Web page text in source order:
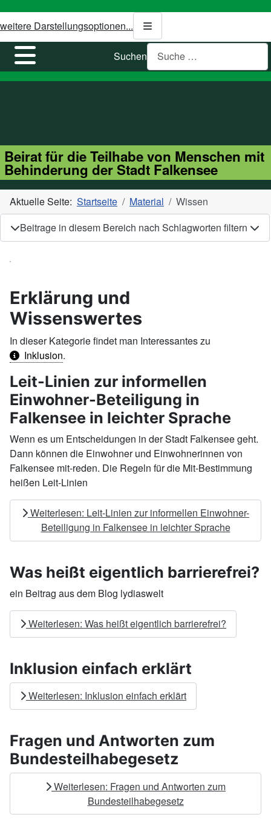
weitere Darstellungsoptionen...
Suchen
Beirat für die Teilhabe von Menschen mit
Behinderung der Stadt Falkensee
Aktuelle Seite: Startseite Material
Wissen
Beitrage in diesem Bereich nach Schlagworten filtern
Erklärung und
Wissenswertes
In dieser Kategorie findet man Interessantes zu
Inklusion.
Leit-Linien zur informellen
Einwohner-Beteiligung in
Falkensee in leichter Sprache
Wenn es um Entscheidungen in der Stadt Falkensee geht.
Dann können die Einwohner und Einwohnerinnen von
Falkensee mit-reden. Die Regeln für die Mit-Bestimmung
heißen Leit-Linien
Weiterlesen: Leit-Linien zur informellen Einwohner-
Beteiligung in Falkensee in leichter Sprache
Was heißt eigentlich barrierefrei?
ein Beitrag aus dem Blog lydiaswelt
Weiterlesen: Was heißt eigentlich barrierefrei?
Inklusion einfach erklärt
Weiterlesen: Inklusion einfach erklärt
Fragen und Antworten zum
Bundesteilhabegesetz
Weiterlesen: Fragen und Antworten zum
Bundesteilhabegesetz